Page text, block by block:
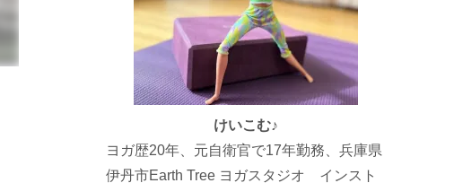
けいこむ♪
ヨガ歴20年、元自衛官で17年勤務、兵庫県
伊丹市Earth Tree ヨガスタジオ インスト